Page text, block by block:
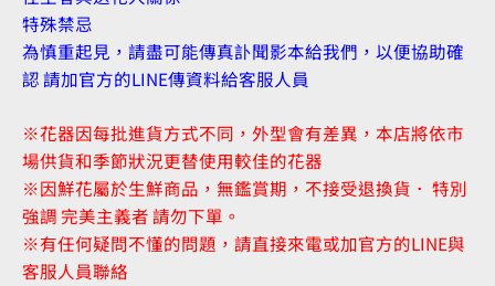
特殊禁忌
為慎重起見，請盡可能傳真訃聞影本給我們，以便協助確
認 請加官方的LINE傳資料給客服人員
※花器因每批進貨方式不同，外型會有差異，本店將依市
場供貨和季節狀況更替使用較佳的花器
※因鮮花屬於生鮮商品，無鑑賞期，不接受退換貨． 特別
強調 完美主義者 請勿下單。
※有任何疑問不懂的問題，請直接來電或加官方的LINE與
客服人員聯絡